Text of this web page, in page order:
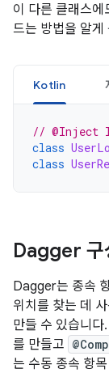
이 다른 클래스
드는 방법을 알게
Kotlin
// @Inject
class
class
Dagger 구
Dagger는 종속
위치를 찾는 데
만들 수 있습니
를 만들고
는 수동 종속 항